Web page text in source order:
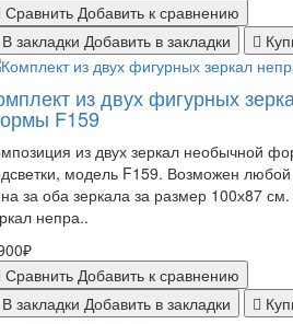
Сравнить Добавить к сравнению
закладки Добавить в закладки
из двух фигурных
F159
из двух зеркал необычной
модель F159. Возможен
за оба зеркала за размер 100х87
непра..
Сравнить Добавить к сравнению
закладки Добавить в закладки